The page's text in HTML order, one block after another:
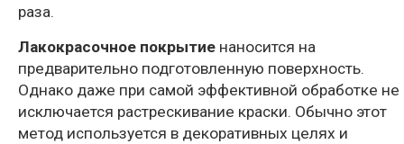
раза.
Лакокрасочное покрытие наносится на
предварительно подготовленную поверхность.
Однако даже при самой эффективной обработке не
исключается растрескивание краски. Обычно этот
метод используется в декоративных целях и